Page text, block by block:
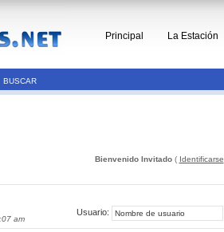
Principal La Estación
BUSCAR
Bienvenido Invitado( Identificarse
am
Usuario: